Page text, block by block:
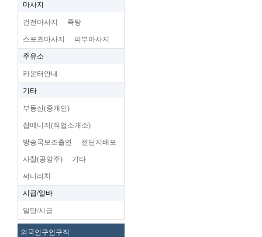
마사지
건전마사지 족탕
스포츠마사지 피부마사지
주유소
카운터안내
기타
부동산(중개인)
잡메니저(직업소개소)
방송국보조출연 전단지배포
사찰(공양주) 기타
써니리치
시급/알바
일당/시급
외국인구인구직